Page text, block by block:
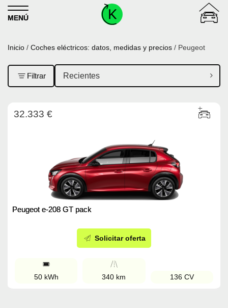
Skip to content
MENÚ
Inicio / Coches eléctricos: datos, medidas y precios / Peugeot
Filtrar
32.333 €
Peugeot e-208 GT pack
Solicitar oferta
50 kWh 340 km 136 CV